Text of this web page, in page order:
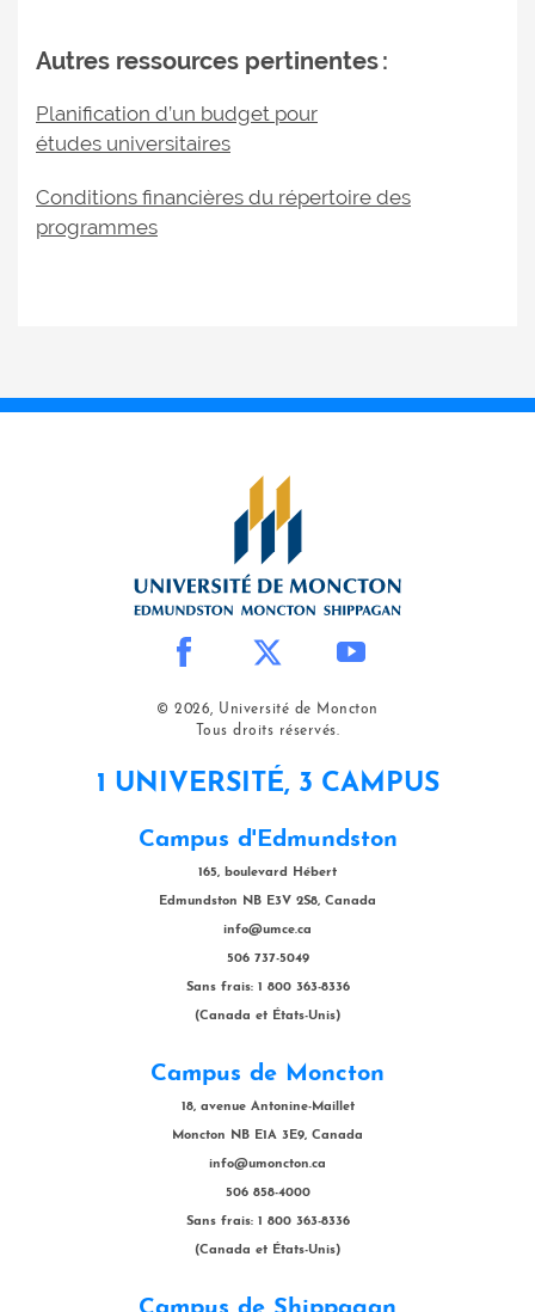
Autres ressources pertinentes :
Planification d’un budget pour
études universitaires
Conditions financières du répertoire des
programmes
© 2026, Université de Moncton
Tous droits réservés.
1 UNIVERSITÉ, 3 CAMPUS
Campus d'Edmundston
165, boulevard Hébert
Edmundston NB E3V 2S8, Canada
info@umce.ca
506 737-5049
Sans frais: 1 800 363-8336
(Canada et États-Unis)
Campus de Moncton
18, avenue Antonine-Maillet
Moncton NB E1A 3E9, Canada
info@umoncton.ca
506 858-4000
Sans frais: 1 800 363-8336
(Canada et États-Unis)